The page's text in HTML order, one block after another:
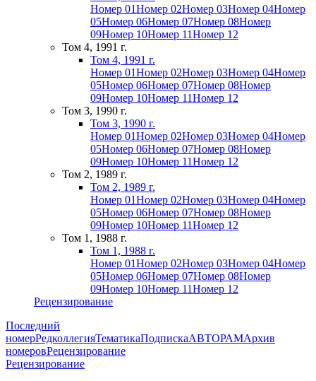
Номер 01Номер 02Номер 03Номер 04Номер
05Номер 06Номер 07Номер 08Номер
09Номер 10Номер 11Номер 12
Том 4, 1991 г.
Том 4, 1991 г.
Номер 01Номер 02Номер 03Номер 04Номер
05Номер 06Номер 07Номер 08Номер
09Номер 10Номер 11Номер 12
Том 3, 1990 г.
Том 3, 1990 г.
Номер 01Номер 02Номер 03Номер 04Номер
05Номер 06Номер 07Номер 08Номер
09Номер 10Номер 11Номер 12
Том 2, 1989 г.
Том 2, 1989 г.
Номер 01Номер 02Номер 03Номер 04Номер
05Номер 06Номер 07Номер 08Номер
09Номер 10Номер 11Номер 12
Том 1, 1988 г.
Том 1, 1988 г.
Номер 01Номер 02Номер 03Номер 04Номер
05Номер 06Номер 07Номер 08Номер
09Номер 10Номер 11Номер 12
Рецензирование
Последний
номерРедколлегияТематикаПодпискаАВТОРАМАрхив
номеровРецензирование
Рецензирование